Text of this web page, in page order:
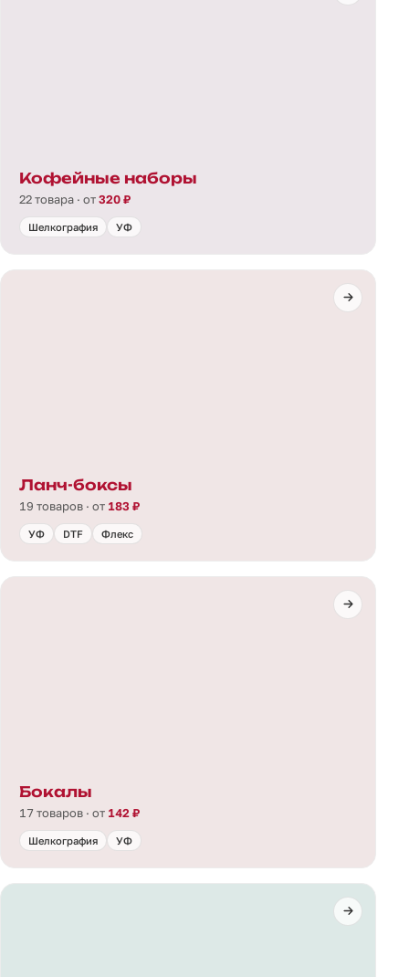
Кофейные наборы
22 товара · от320 ₽
Шелкография УФ
Ланч-боксы
19 товаров · от 183 ₽
УФ DTF Флекс
Бокалы
17 товаров · от 142 ₽
Шелкография УФ